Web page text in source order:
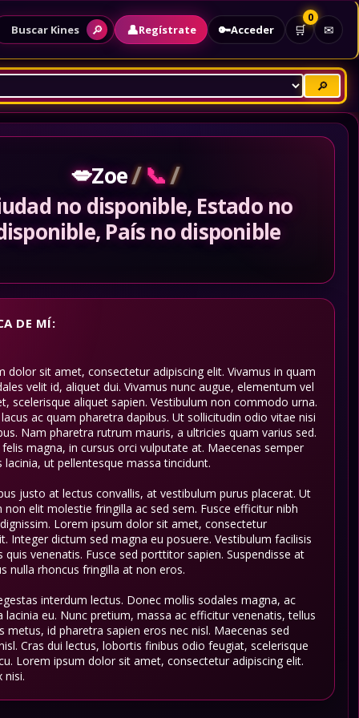
Buscar Kines 🔎 👤Regístrate 🔑Acceder 🛒
0
✉
🔎
💋Zoe/📞/
no disponible, Estado no
País no disponible
DE MÍ:
dolor sit amet, consectetur adipiscing elit. Vivamus in quam
velit id, aliquet dui. Vivamus nunc augue, elementum vel
scelerisque aliquet sapien. Vestibulum non commodo urna.
ac quam pharetra dapibus. Ut sollicitudin odio vitae nisi
Nam pharetra rutrum mauris, a ultricies quam varius sed.
magna, in cursus orci vulputate at. Maecenas semper
lacinia, ut pellentesque massa tincidunt.
justo at lectus convallis, at vestibulum purus placerat. Ut
non elit molestie fringilla ac sed sem. Fusce efficitur nibh
Lorem ipsum dolor sit amet, consectetur
Integer dictum sed magna eu posuere. Vestibulum facilisis
quis venenatis. Fusce sed porttitor sapien. Suspendisse at
nulla rhoncus fringilla at non eros.
interdum lectus. Donec mollis sodales magna, ac
lacinia eu. Nunc pretium, massa ac efficitur venenatis, tellus
metus, id pharetra sapien eros nec nisl. Maecenas sed
Cras dui lectus, lobortis finibus odio feugiat, scelerisque
Lorem ipsum dolor sit amet, consectetur adipiscing elit.
nisi.